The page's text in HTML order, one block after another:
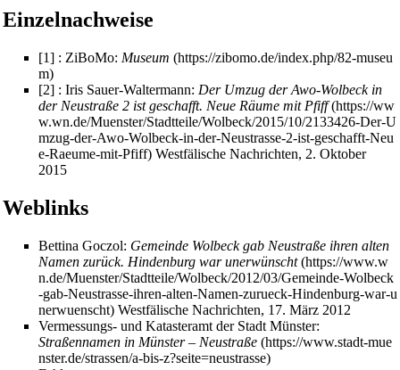
Einzelnachweise
[1] : ZiBoMo: Museum
[2] : Iris Sauer-Waltermann: Der Umzug der Awo-Wolbeck in
der Neustraße 2 ist geschafft. Neue Räume mit Pfiff
Westfälische Nachrichten, 2. Oktober
2015
Weblinks
Bettina Goczol: Gemeinde Wolbeck gab Neustraße ihren alten
Namen zurück. Hindenburg war unerwünscht
Westfälische Nachrichten, 17. März 2012
Vermessungs- und Katasteramt der Stadt Münster:
Straßennamen in Münster – Neustraße